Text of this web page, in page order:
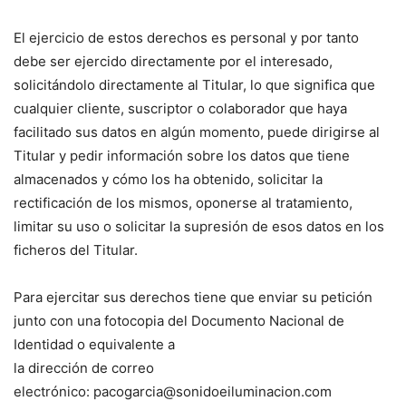
El ejercicio de estos derechos es personal y por tanto
debe ser ejercido directamente por el interesado,
solicitándolo directamente al Titular, lo que significa que
cualquier cliente, suscriptor o colaborador que haya
facilitado sus datos en algún momento, puede dirigirse al
Titular y pedir información sobre los datos que tiene
almacenados y cómo los ha obtenido, solicitar la
rectificación de los mismos, oponerse al tratamiento,
limitar su uso o solicitar la supresión de esos datos en los
ficheros del Titular.
Para ejercitar sus derechos tiene que enviar su petición
junto con una fotocopia del Documento Nacional de
Identidad o equivalente a
la dirección de correo
electrónico: pacogarcia@sonidoeiluminacion.com